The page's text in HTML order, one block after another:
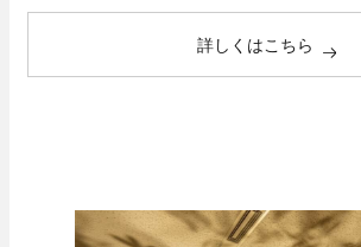
詳しくはこちら
採用Q＆A